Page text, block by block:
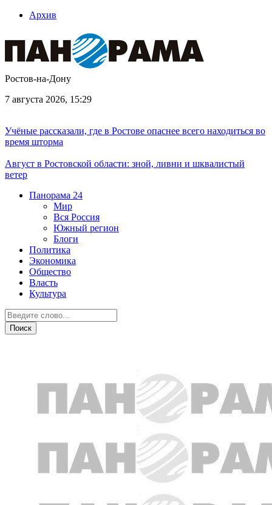
Архив
Ростов-на-Дону
7 августа 2026, 15:29
Учёные рассказали, где в Ростове опаснее всего находиться во
время шторма
Август в Ростовской области: зной, ливни и шквалистый
ветер
Панорама 24
Мир
Вся Россия
Южный регион
Блоги
Политика
Экономика
Общество
Власть
Культура